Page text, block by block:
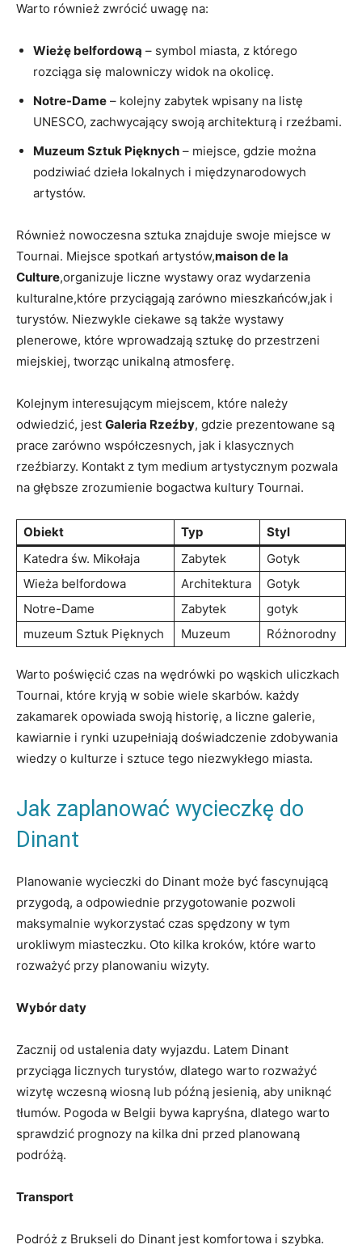
Warto również zwrócić uwagę na:
Wieżę belfordową – symbol miasta, z którego
rozciąga się malowniczy ​widok​ na okolicę.
Notre-Dame – kolejny zabytek wpisany na listę
UNESCO, zachwycający swoją architekturą i ‍rzeźbami.
Muzeum Sztuk Pięknych ⁣– miejsce, gdzie można
podziwiać dzieła lokalnych i międzynarodowych
artystów.
Również nowoczesna sztuka znajduje swoje miejsce w
Tournai. Miejsce spotkań artystów,maison‍ de la
Culture,organizuje liczne wystawy oraz ⁣wydarzenia
kulturalne,które⁢ przyciągają zarówno mieszkańców,jak i
turystów. Niezwykle ‍ciekawe są także wystawy⁤
plenerowe, które wprowadzają sztukę do przestrzeni
miejskiej,⁤ tworząc unikalną ‍atmosferę.
Kolejnym interesującym miejscem, które⁤ należy
odwiedzić, jest Galeria Rzeźby, gdzie prezentowane ‍są
prace zarówno współczesnych, jak ⁤i klasycznych
rzeźbiarzy. Kontakt‌ z tym medium artystycznym​ pozwala
na głębsze zrozumienie⁤ bogactwa kultury Tournai.
Obiekt Typ
Styl
Katedra św. Mikołaja
Zabytek
Gotyk
Wieża​ belfordowa
Architektura
Gotyk
Notre-Dame
Zabytek
gotyk
muzeum Sztuk Pięknych
Muzeum Różnorodny
Warto poświęcić czas na wędrówki po wąskich uliczkach
Tournai, które kryją w​ sobie ⁢wiele skarbów. każdy
zakamarek opowiada swoją ‍historię, ​a liczne galerie,‌
kawiarnie i rynki uzupełniają doświadczenie zdobywania
wiedzy o kulturze‍ i sztuce tego niezwykłego‌ miasta.
Jak zaplanować⁢ wycieczkę ​do
Dinant
Planowanie wycieczki do Dinant może być fascynującą
przygodą, a odpowiednie przygotowanie pozwoli
maksymalnie wykorzystać czas spędzony ⁢w ​tym
urokliwym miasteczku.​ Oto ‍kilka kroków, które warto
rozważyć ‌przy planowaniu wizyty.
Wybór daty
Zacznij od ustalenia daty wyjazdu. Latem Dinant
przyciąga licznych⁣ turystów, dlatego warto rozważyć
wizytę wczesną wiosną ⁣lub późną jesienią, aby uniknąć⁣
tłumów. Pogoda w Belgii bywa kapryśna,‌ dlatego warto
sprawdzić prognozy‌ na kilka dni przed planowaną
podróżą.
Transport
Podróż z Brukseli do ‍Dinant jest komfortowa i⁣ szybka.